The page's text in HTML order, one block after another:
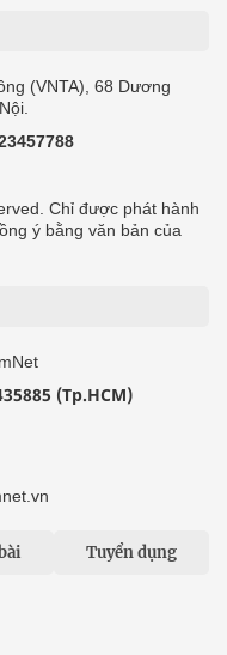
(VNTA), 68 Dương
Chỉ được phát hành
ý bằng văn bản của
(Tp.HCM)
Tuyển dụng